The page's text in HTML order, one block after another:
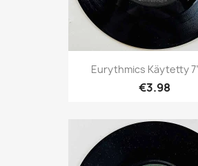
Eurythmics Käytetty
€3.98